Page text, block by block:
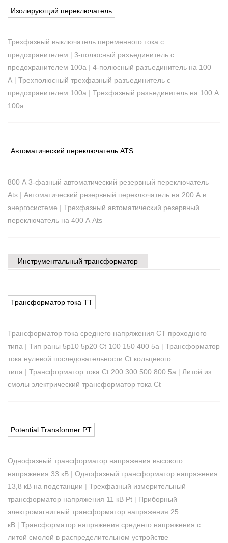
Изолирующий переключатель
Трехфазный выключатель переменного тока с
предохранителем | 3-полюсный разъединитель с
предохранителем 100а | 4-полюсный разъединитель на 100
А | Трехполюсный трехфазный разъединитель с
предохранителем 100а | Трехфазный разъединитель на 100 А
100a
Автоматический переключатель ATS
800 А 3-фазный автоматический резервный переключатель
Ats | Автоматический резервный переключатель на 200 А в
энергосистеме | Трехфазный автоматический резервный
переключатель на 400 А Ats
Инструментальный трансформатор
Трансформатор тока ТТ
Трансформатор тока среднего напряжения CT проходного
типа | Тип раны 5p10 5p20 Ct 100 150 400 5а | Трансформатор
тока нулевой последовательности Ct кольцевого
типа | Трансформатор тока Ct 200 300 500 800 5а | Литой из
смолы электрический трансформатор тока Ct
Potential Transformer PT
Однофазный трансформатор напряжения высокого
напряжения 33 кВ | Однофазный трансформатор напряжения
13,8 кВ на подстанции | Трехфазный измерительный
трансформатор напряжения 11 кВ Pt | Приборный
электромагнитный трансформатор напряжения 25
кВ | Трансформатор напряжения среднего напряжения с
литой смолой в распределительном устройстве